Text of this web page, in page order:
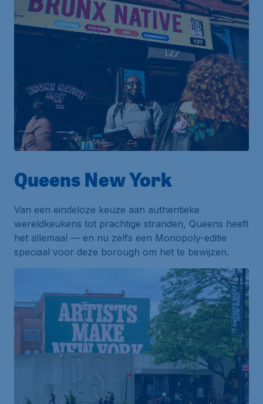
Queens New York
Van een eindeloze keuze aan authentieke
wereldkeukens tot prachtige stranden, Queens heeft
het allemaal — en nu zelfs een Monopoly-editie
speciaal voor deze borough om het te bewijzen.